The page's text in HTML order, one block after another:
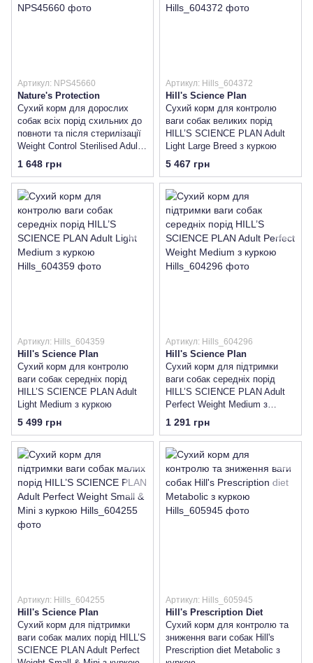
Артикул: NPS45660
Nature's Protection
Сухий корм для дорослих
собак всіх порід схильних до
повноти та після стерилізації
Weight Control Sterilised Adult
All Breeds 4кг
1 648 грн
Артикул: Hills_604372
Hill's Science Plan
Сухий корм для контролю
ваги собак великих порід
HILL’S SCIENCE PLAN Adult
Light Large Breed з куркою
5 467 грн
Артикул: Hills_604359
Hill's Science Plan
Сухий корм для контролю
ваги собак середніх порід
HILL’S SCIENCE PLAN Adult
Light Medium з куркою
5 499 грн
Артикул: Hills_604296
Hill's Science Plan
Сухий корм для підтримки
ваги собак середніх порід
HILL’S SCIENCE PLAN Adult
Perfect Weight Medium з
куркою
1 291 грн
Артикул: Hills_604255
Hill's Science Plan
Сухий корм для підтримки
ваги собак малих порід HILL’S
SCIENCE PLAN Adult Perfect
Артикул: Hills_605945
Hill's Prescription Diet
Сухий корм для контролю та
зниження ваги собак Hill's
Prescription diet Metabolic з